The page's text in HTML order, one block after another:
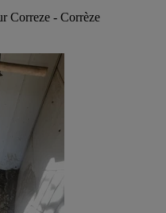
Correze - Corrèze